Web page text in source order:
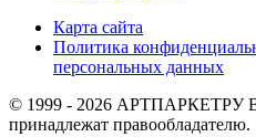
Карта сайта
Политика
персональных данных
© 1999 - 2026 АРТПАРКЕТРУ
принадлежат правообладателю.